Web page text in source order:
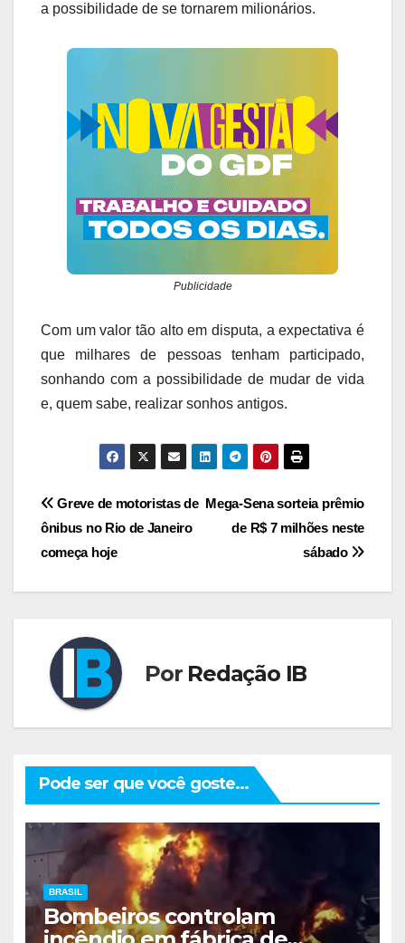
a possibilidade de se tornarem milionários.
Publicidade
Com um valor tão alto em disputa, a expectativa é
que milhares de pessoas tenham participado,
sonhando com a possibilidade de mudar de vida
e, quem sabe, realizar sonhos antigos.
Navegação
de
Post
Mega-Sena sorteia prêmio
de R$ 7 milhões neste
sábado
Greve de motoristas de
ônibus no Rio de Janeiro
começa hoje
Por Redação IB
Pode ser que você goste...
BRASIL
Bombeiros controlam